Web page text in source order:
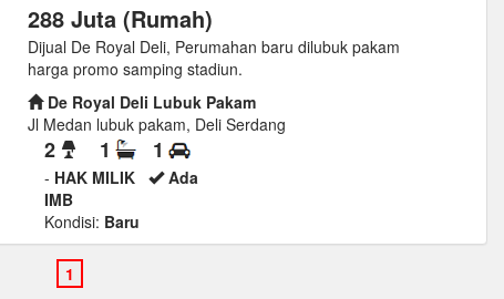
288 Juta (Rumah)
Dijual De Royal Deli, Perumahan baru dilubuk pakam
harga promo samping stadiun.
De Royal Deli Lubuk Pakam
Jl Medan lubuk pakam, Deli Serdang
2 1 1
- HAK MILIK
Ada
IMB
Kondisi: Baru